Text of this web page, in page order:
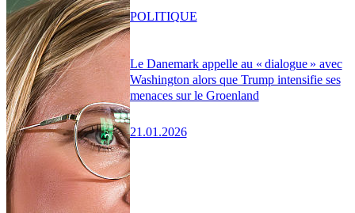
Le Danemark appelle au « dialogue » avec
Washington alors que Trump intensifie ses
menaces sur le Groenland
21.01.2026
POLITIQUE